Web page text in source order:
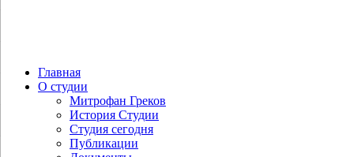
Главная
О студии
Митрофан Греков
История Студии
Студия сегодня
Публикации